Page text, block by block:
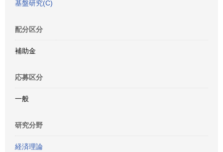
基盤研究(C)
配分区分
補助金
応募区分
一般
研究分野
経済理論